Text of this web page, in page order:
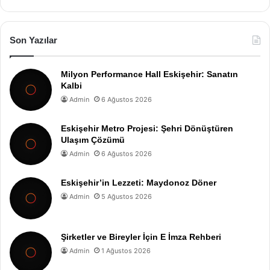
Son Yazılar
Milyon Performance Hall Eskişehir: Sanatın
Kalbi
Admin 6 Ağustos 2026
Eskişehir Metro Projesi: Şehri Dönüştüren
Ulaşım Çözümü
Admin 6 Ağustos 2026
Eskişehir’in Lezzeti: Maydonoz Döner
Admin 5 Ağustos 2026
Şirketler ve Bireyler İçin E İmza Rehberi
Admin 1 Ağustos 2026